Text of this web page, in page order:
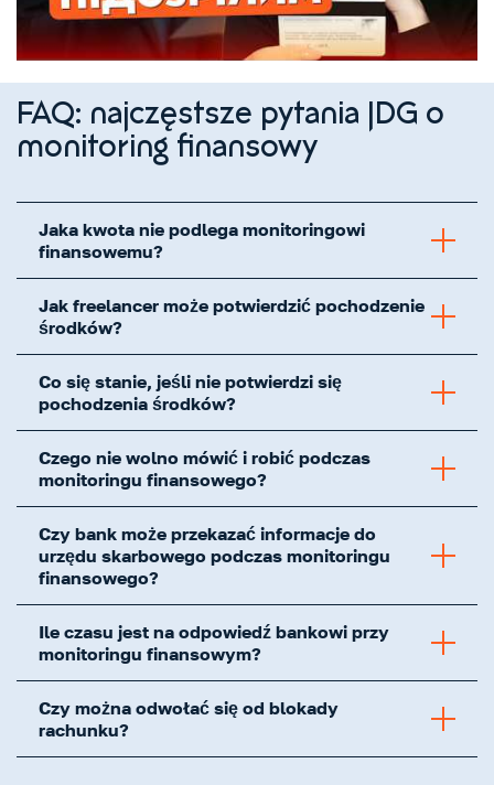
FAQ: najczęstsze pytania JDG o
monitoring finansowy
Jaka kwota nie podlega monitoringowi
finansowemu?
Jak freelancer może potwierdzić pochodzenie
środków?
Co się stanie, jeśli nie potwierdzi się
pochodzenia środków?
Czego nie wolno mówić i robić podczas
monitoringu finansowego?
Czy bank może przekazać informacje do
urzędu skarbowego podczas monitoringu
finansowego?
Ile czasu jest na odpowiedź bankowi przy
monitoringu finansowym?
Czy można odwołać się od blokady
rachunku?